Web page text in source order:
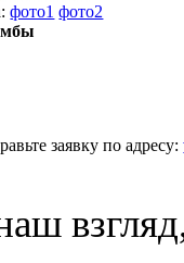
фото1 фото2
заявку по адресу: